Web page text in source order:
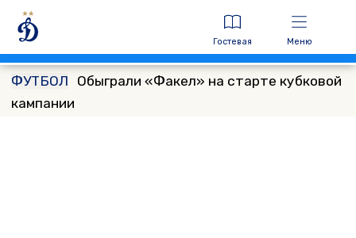
Гостевая Меню
ФУТБОЛ
Обыграли «Факел» на старте кубковой
кампании